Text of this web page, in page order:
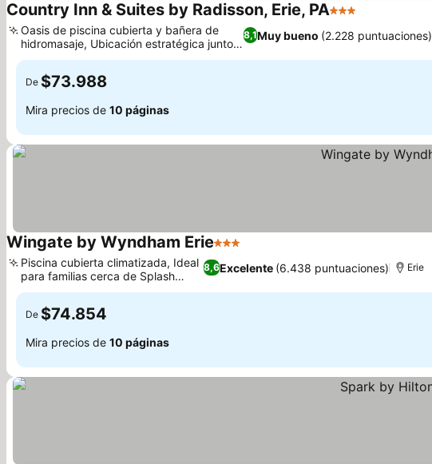
Country Inn & Suites by Radisson, Erie, PA3 Estrellas
8,1Muy bueno (2.228 puntuaciones)
Oasis de piscina cubierta y bañera de
hidromasaje, Ubicación estratégica junto a
la Interestatal 90
De $73.988
Mira precios de 10 páginas
Wingate by Wyndham Erie3 Estrellas
8,6Excelente (6.438 puntuaciones)
Piscina cubierta climatizada, Ideal
para familias cerca de Splash
Lagoon
Erie
De $74.854
Mira precios de 10 páginas